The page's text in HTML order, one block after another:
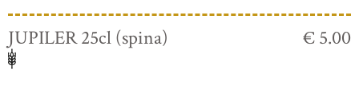
JUPILER 25cl (spina) € 5.00